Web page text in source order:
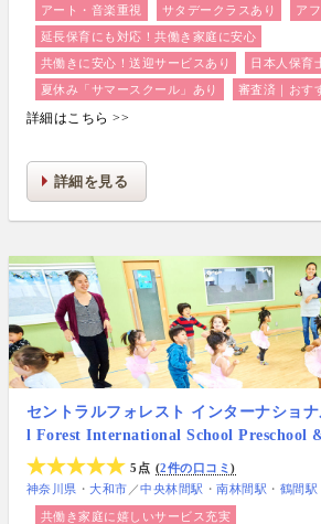
アート・音楽重視 サタデークラスあり
ア
延長保育にも対応！共働き家庭に安心
共働きに安心！送迎サービスあり
日本人保育
夏休み「サマースクール」あり
審査済｜おす
詳細はこちら >>
詳細を見る
セントラルフォレスト インターナショ
l Forest International School Preschool
5点
2件の口コミ
神奈川県
大和市 ／中央林間駅 南林間駅 鶴間駅
共働き家庭に嬉しいサービス充実